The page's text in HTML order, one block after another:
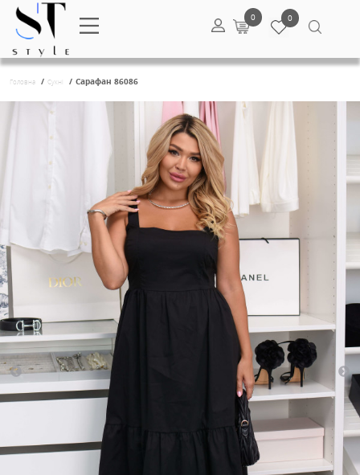
0
Головна / Сукні / Сарафан 86086